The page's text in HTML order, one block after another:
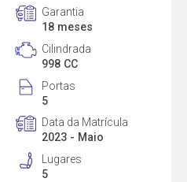
Garantia
18 meses
Cilindrada
998 CC
Portas
5
Data da Matrícula
2023 - Maio
Lugares
5